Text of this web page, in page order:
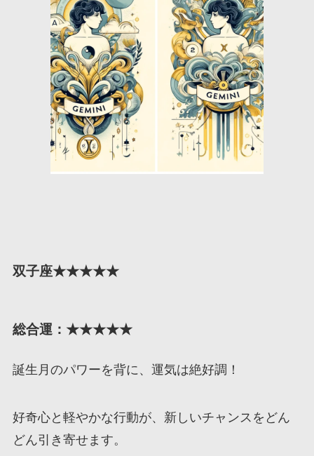
双子座★★★★★
総合運：★★★★★
誕生月のパワーを背に、運気は絶好調！
好奇心と軽やかな行動が、新しいチャンスをどん
どん引き寄せます。